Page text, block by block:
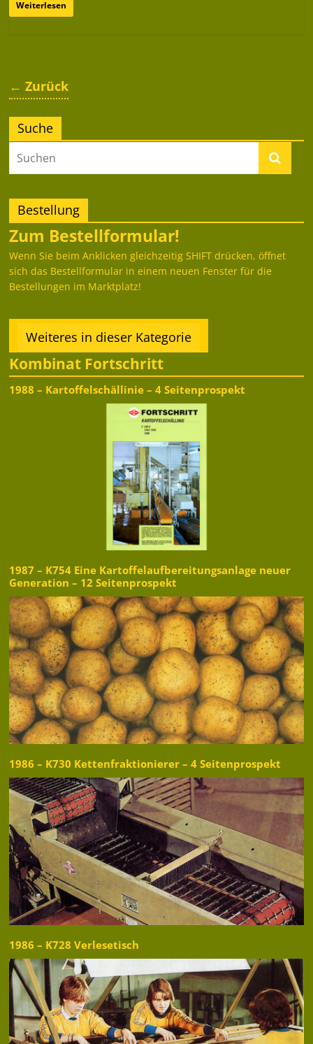
Weiterlesen
← Zurück
Suche
Bestellung
Zum Bestellformular!
Wenn Sie beim Anklicken gleichzeitig SHIFT drücken, öffnet
sich das Bestellformular in einem neuen Fenster für die
Bestellungen im Marktplatz!
Weiteres in dieser Kategorie
Kombinat Fortschritt
1988 – Kartoffelschällinie – 4 Seitenprospekt
1987 – K754 Eine Kartoffelaufbereitungsanlage neuer
Generation – 12 Seitenprospekt
1986 – K730 Kettenfraktionierer – 4 Seitenprospekt
1986 – K728 Verlesetisch